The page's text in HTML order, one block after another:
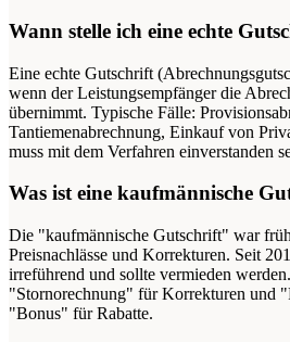
Wann stelle ich eine echte
Eine echte Gutschrift
wenn der Leistungsempfänger die
übernimmt. Typische Fälle:
Tantiemenabrechnung, Einkauf von
muss mit dem Verfahren einverstanden
Was ist eine kaufmännische
Die "kaufmännische Gutschrift" war
Preisnachlässe und Korrekturen. Seit
irreführend und sollte vermieden
"Stornorechnung" für Korrekturen und
"Bonus" für Rabatte.